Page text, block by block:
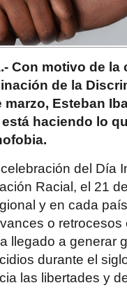
Con motivo de la
de la
marzo, Esteban
haciendo lo
del Día
Racial, el 21
y en cada
o
llegado a generar
durante el
las libertades y